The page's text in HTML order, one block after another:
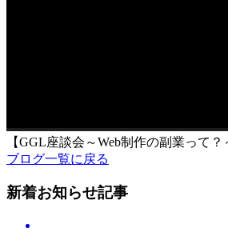
【GGL座談会～Web制作の副業って
ブログ一覧に戻る
新着お知らせ記事